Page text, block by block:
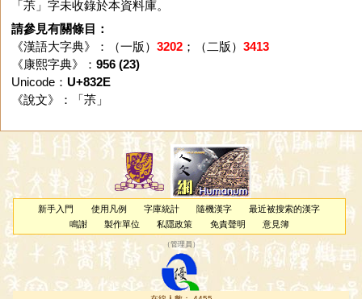
「茮」字未收錄於本資料庫。
請參見有關條目：
《漢語大字典》：（一版） 3202；（二版） 3413
《康熙字典》： 956 (23)
Unicode： U+832E
《說文》：「 茮」
新手入門 使用凡例 字庫統計 隨機漢字
最近被搜索的漢字
鳴謝
製作單位 私隱政策 免責聲明 意見簿
（管理員 ）